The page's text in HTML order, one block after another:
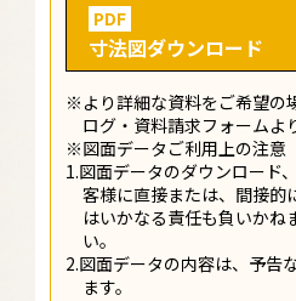
PDF
寸法図ダウンロード
※より詳細な資料をご希望の
ログ・資料請求フォームよ
※図面データご利用上の注意
1.図面データのダウンロード
客様に直接または、間接的
はいかなる責任も負いかね
い。
2.図面データの内容は、予告
ます。